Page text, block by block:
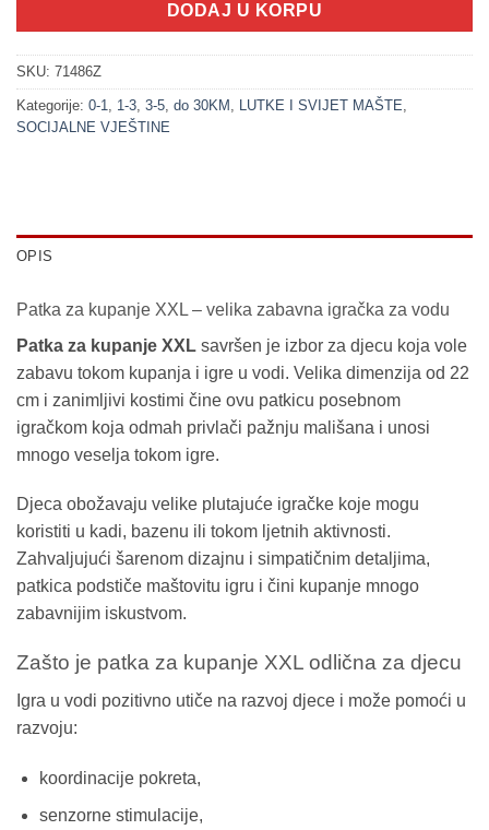
DODAJ U KORPU
SKU: 71486Z
Kategorije: 0-1 1-3 3-5 do 30KM LUTKE I SVIJET MAŠTE
SOCIJALNE VJEŠTINE
OPIS
Patka za kupanje XXL – velika zabavna igračka za vodu
Patka za kupanje XXL savršen je izbor za djecu koja vole
zabavu tokom kupanja i igre u vodi. Velika dimenzija od 22
cm i zanimljivi kostimi čine ovu patkicu posebnom
igračkom koja odmah privlači pažnju mališana i unosi
mnogo veselja tokom igre.
Djeca obožavaju velike plutajuće igračke koje mogu
koristiti u kadi, bazenu ili tokom ljetnih aktivnosti.
Zahvaljujući šarenom dizajnu i simpatičnim detaljima,
patkica podstiče maštovitu igru i čini kupanje mnogo
zabavnijim iskustvom.
Zašto je patka za kupanje XXL odlična za djecu
Igra u vodi pozitivno utiče na razvoj djece i može pomoći u
razvoju:
koordinacije pokreta,
senzorne stimulacije,